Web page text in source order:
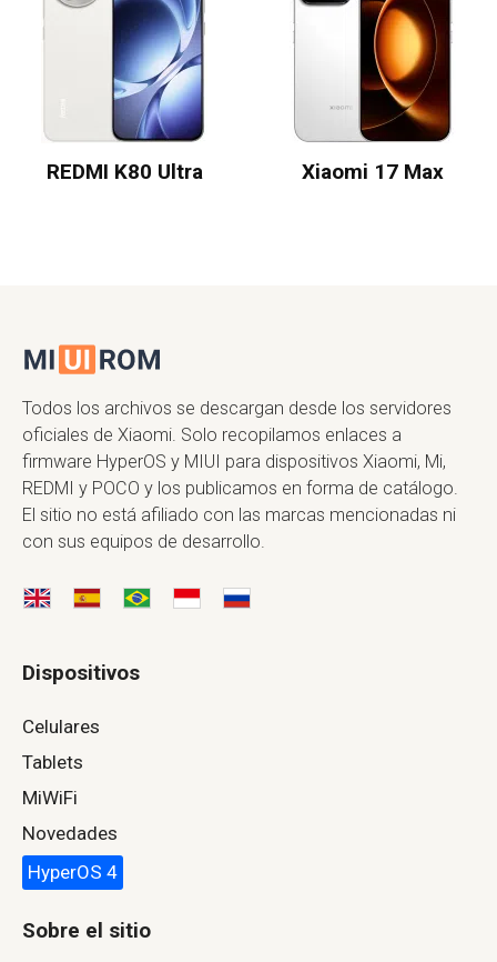
REDMI K80 Ultra Xiaomi 17 Max
Todos los archivos se descargan desde los servidores
oficiales de Xiaomi. Solo recopilamos enlaces a
firmware HyperOS y MIUI para dispositivos Xiaomi, Mi,
REDMI y POCO y los publicamos en forma de catálogo.
El sitio no está afiliado con las marcas mencionadas ni
con sus equipos de desarrollo.
Dispositivos
Celulares
Tablets
MiWiFi
Novedades
HyperOS 4
Sobre el sitio